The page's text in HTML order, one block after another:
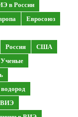
в России
Евросоюз
Россия
США
Ученые
водород
ВИЭ